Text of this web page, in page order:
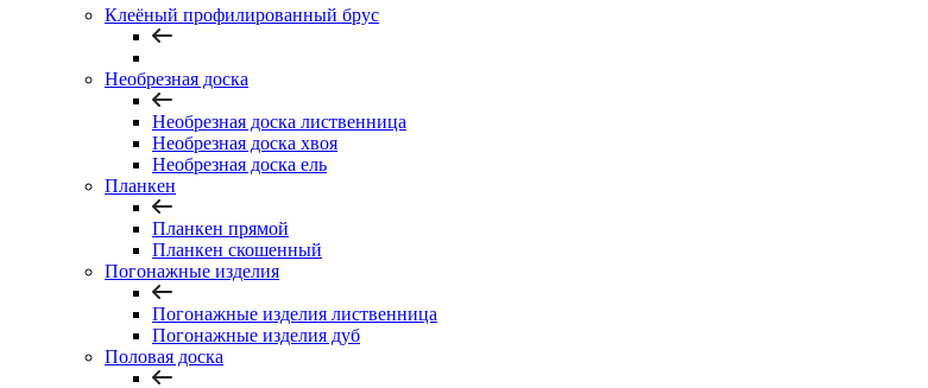
Клеёный профилированный брус
Необрезная доска
Необрезная доска лиственница
Необрезная доска хвоя
Необрезная доска ель
Планкен
Планкен прямой
Планкен скошенный
Погонажные изделия
Погонажные изделия лиственница
Погонажные изделия дуб
Половая доска